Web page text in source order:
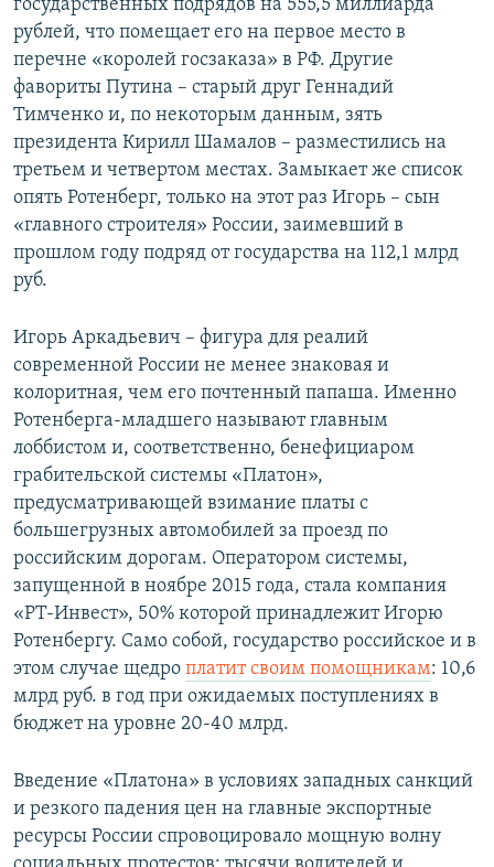
государственных подрядов на 555,5 миллиарда
рублей, что помещает его на первое место в
перечне «королей госзаказа» в РФ. Другие
фавориты Путина – старый друг Геннадий
Тимченко и, по некоторым данным, зять
президента Кирилл Шамалов – разместились на
третьем и четвертом местах. Замыкает же список
опять Ротенберг, только на этот раз Игорь – сын
«главного строителя» России, заимевший в
прошлом году подряд от государства на 112,1 млрд
руб.
Игорь Аркадьевич – фигура для реалий
современной России не менее знаковая и
колоритная, чем его почтенный папаша. Именно
Ротенберга-младшего называют главным
лоббистом и, соответственно, бенефициаром
грабительской системы «Платон»,
предусматривающей взимание платы с
большегрузных автомобилей за проезд по
российским дорогам. Оператором системы,
запущенной в ноябре 2015 года, стала компания
«РТ-Инвест», 50% которой принадлежит Игорю
Ротенбергу. Само собой, государство российское и в
этом случае щедро платит своим помощникам: 10,6
млрд руб. в год при ожидаемых поступлениях в
бюджет на уровне 20-40 млрд.
Введение «Платона» в условиях западных санкций
и резкого падения цен на главные экспортные
ресурсы России спровоцировало мощную волну